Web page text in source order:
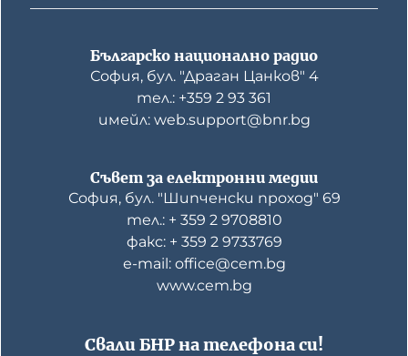
Българско национално радио
София, бул. "Драган Цанков" 4
тел.: +359 2 93 361
имейл: web.support@bnr.bg
Свали БНР на телефона си!
Съвет за електронни медии
София, бул. "Шипченски проход" 69
тел.: + 359 2 9708810
факс: + 359 2 9733769
е-mail: office@cem.bg
www.cem.bg